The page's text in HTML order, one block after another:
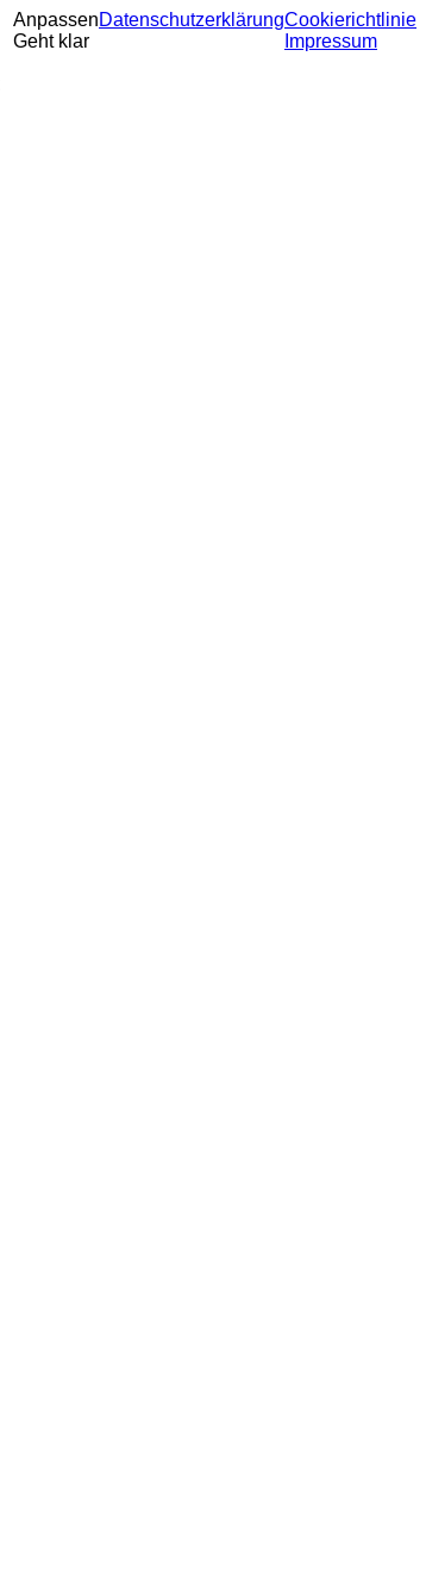
Anpassen
Geht klar
DatenschutzerklärungCookierichtlinie
Impressum